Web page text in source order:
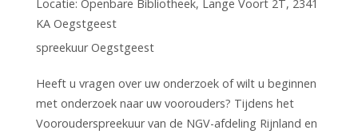
Locatie: Openbare Bibliotheek, Lange Voort 2T, 2341
KA Oegstgeest
spreekuur Oegstgeest
Heeft u vragen over uw onderzoek of wilt u beginnen
met onderzoek naar uw voorouders? Tijdens het
Voorouderspreekuur van de NGV-afdeling Rijnland en